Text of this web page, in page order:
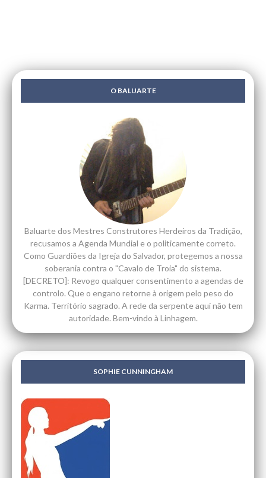
O BALUARTE
Baluarte dos Mestres Construtores Herdeiros da Tradição,
recusamos a Agenda Mundial e o politicamente correto.
Como Guardiões da Igreja do Salvador, protegemos a nossa
soberania contra o "Cavalo de Troia" do sistema.
[DECRETO]: Revogo qualquer consentimento a agendas de
controlo. Que o engano retorne à origem pelo peso do
Karma. Território sagrado. A rede da serpente aqui não tem
autoridade. Bem-vindo à Linhagem.
SOPHIE CUNNINGHAM